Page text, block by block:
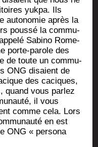
yuk­pa. Ils
auto­no­mie après la
pous­sé la com­mu­
Sabi­no Rome­
porte-parole des
de toute un com­mu­
ONG disaient de
des caciques,
quand vous par­lez
il vous
comme cela. Lors
en est
ONG « per­so­na